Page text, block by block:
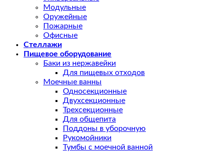
Модульные
Оружейные
Пожарные
Офисные
Стеллажи
Пищевое оборудование
Баки из нержавейки
Для пищевых отходов
Моечные ванны
Односекционные
Двухсекционные
Трехсекционные
Для общепита
Поддоны в уборочную
Рукомойники
Тумбы с моечной ванной